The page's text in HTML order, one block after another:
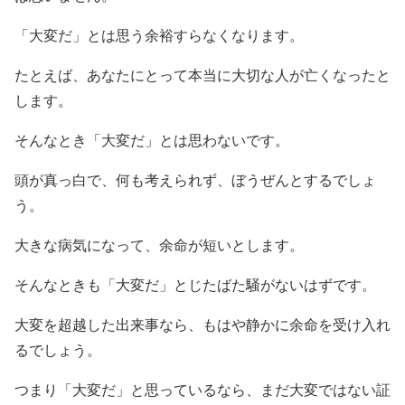
「大変だ」とは思う余裕すらなくなります。
たとえば、あなたにとって本当に大切な人が亡くなったと
します。
そんなとき「大変だ」とは思わないです。
頭が真っ白で、何も考えられず、ぼうぜんとするでしょ
う。
大きな病気になって、余命が短いとします。
そんなときも「大変だ」とじたばた騒がないはずです。
大変を超越した出来事なら、もはや静かに余命を受け入れ
るでしょう。
つまり「大変だ」と思っているなら、まだ大変ではない証